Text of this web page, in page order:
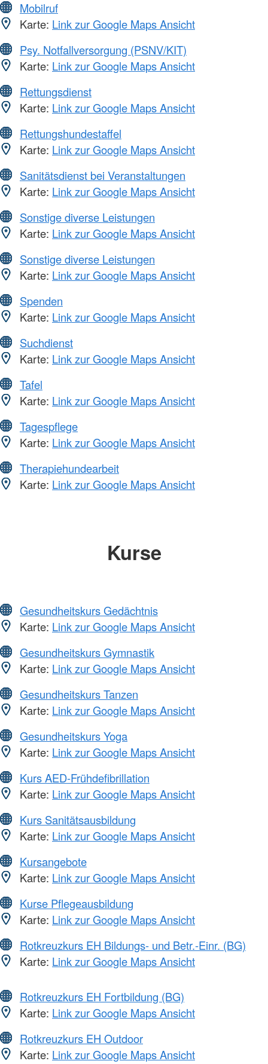
Mobilruf
Karte: Link zur Google Maps Ansicht
Psy. Notfallversorgung (PSNV/KIT)
Karte: Link zur Google Maps Ansicht
Rettungsdienst
Karte: Link zur Google Maps Ansicht
Rettungshundestaffel
Karte: Link zur Google Maps Ansicht
Sanitätsdienst bei Veranstaltungen
Karte: Link zur Google Maps Ansicht
Sonstige diverse Leistungen
Karte: Link zur Google Maps Ansicht
Sonstige diverse Leistungen
Karte: Link zur Google Maps Ansicht
Spenden
Karte: Link zur Google Maps Ansicht
Suchdienst
Karte: Link zur Google Maps Ansicht
Tafel
Karte: Link zur Google Maps Ansicht
Tagespflege
Karte: Link zur Google Maps Ansicht
Therapiehundearbeit
Karte: Link zur Google Maps Ansicht
Kurse
Gesundheitskurs Gedächtnis
Karte: Link zur Google Maps Ansicht
Gesundheitskurs Gymnastik
Karte: Link zur Google Maps Ansicht
Gesundheitskurs Tanzen
Karte: Link zur Google Maps Ansicht
Gesundheitskurs Yoga
Karte: Link zur Google Maps Ansicht
Kurs AED-Frühdefibrillation
Karte: Link zur Google Maps Ansicht
Kurs Sanitätsausbildung
Karte: Link zur Google Maps Ansicht
Kursangebote
Karte: Link zur Google Maps Ansicht
Kurse Pflegeausbildung
Karte: Link zur Google Maps Ansicht
Rotkreuzkurs EH Bildungs- und Betr.-Einr. (BG)
Karte: Link zur Google Maps Ansicht
Rotkreuzkurs EH Fortbildung (BG)
Karte: Link zur Google Maps Ansicht
Rotkreuzkurs EH Outdoor
Karte: Link zur Google Maps Ansicht